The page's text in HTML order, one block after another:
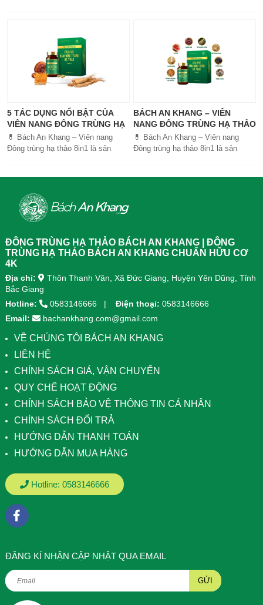
#khoetubentrong #nhatthanhbak
5 TÁC DỤNG NỔI BẬT CỦA
VIÊN NANG ĐÔNG TRÙNG HẠ
THẢO BÁCH AN KHANG
💊 Bách An Khang – Viên nang
Đông trùng hạ thảo 8in1 là sản
tiêu hóa, ngủ ngon, giảm mệt mỏi.
Sản phẩm được sản xuất tại nhà
máy đạt chuẩn GMP, sử dụng công
giúp hấp thu nhanh và hiệu quả
hơn.
BÁCH AN KHANG – VIÊN
NANG ĐÔNG TRÙNG HẠ THẢO
8IN1: GIẢI PHÁP SỨC KHỎE
TOÀN DIỆN
💊 Bách An Khang – Viên nang
Đông trùng hạ thảo 8in1 là sản
ĐÔNG TRÙNG HẠ THẢO BÁCH AN KHANG | ĐÔNG
TRÙNG HẠ THẢO BÁCH AN KHANG CHUẨN HỮU CƠ
4K
Địa chỉ:
Thôn Thanh Vân, Xã Đức Giang, Huyện Yên Dũng, Tỉnh
Bắc Giang
Hotline:
0583146666 Điện thoại: 0583146666
Email:
bachankhang.com@gmail.com
VỀ CHÚNG TÔI BÁCH AN KHANG
LIÊN HỆ
CHÍNH SÁCH GIÁ, VẬN CHUYỂN
QUY CHẾ HOẠT ĐỘNG
CHÍNH SÁCH BẢO VỆ THÔNG TIN CÁ NHÂN
CHÍNH SÁCH ĐỔI TRẢ
HƯỚNG DẪN THANH TOÁN
HƯỚNG DẪN MUA HÀNG
Hotline: 0583146666
ÐĂNG KÍ NHẬN CẬP NHẬT QUA EMAIL
GỬI